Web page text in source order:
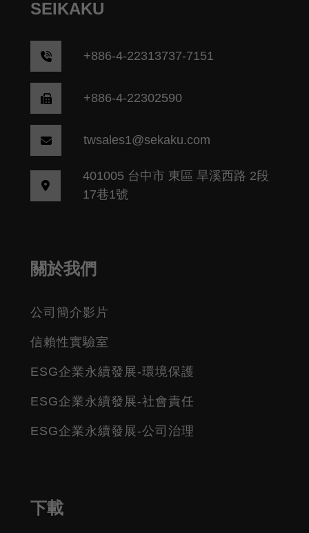
SEIKAKU
+886-4-22313737-7151
+886-4-22302590
twsales1@sekaku.com
401005 台中市 東區 旱溪西路 2段
17巷1號
關於我們
公司簡介影片
信賴性實驗室
ESG企業永續發展-環境保護
ESG企業永續發展-社會責任
ESG企業永續發展-公司治理
下載